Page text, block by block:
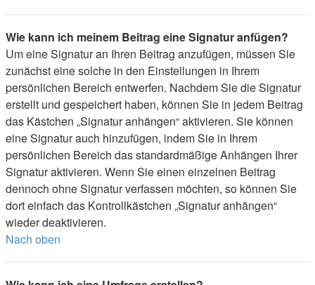
Wie kann ich meinem Beitrag eine Signatur anfügen?
Um eine Signatur an Ihren Beitrag anzufügen, müssen Sie
zunächst eine solche in den Einstellungen in Ihrem
persönlichen Bereich entwerfen. Nachdem Sie die Signatur
erstellt und gespeichert haben, können Sie in jedem Beitrag
das Kästchen „Signatur anhängen“ aktivieren. Sie können
eine Signatur auch hinzufügen, indem Sie in Ihrem
persönlichen Bereich das standardmäßige Anhängen Ihrer
Signatur aktivieren. Wenn Sie einen einzelnen Beitrag
dennoch ohne Signatur verfassen möchten, so können Sie
dort einfach das Kontrollkästchen „Signatur anhängen“
wieder deaktivieren.
Nach oben